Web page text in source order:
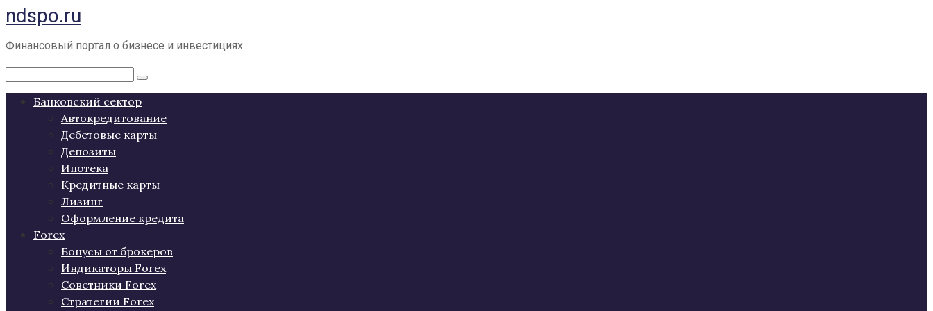
Перейти
к
контенту
ndspo.ru
Финансовый портал о бизнесе и инвестициях
Поиск:
Банковский сектор
Автокредитование
Дебетовые карты
Депозиты
Ипотека
Кредитные карты
Лизинг
Оформление кредита
Forex
Бонусы от брокеров
Индикаторы Forex
Советники Forex
Стратегии Forex